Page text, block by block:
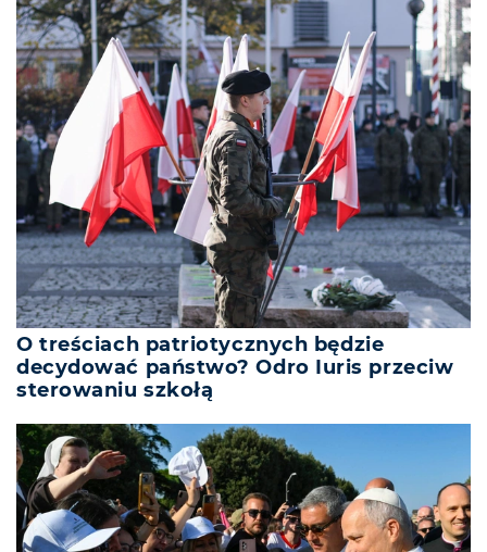
O treściach patriotycznych będzie
decydować państwo? Odro Iuris przeciw
sterowaniu szkołą